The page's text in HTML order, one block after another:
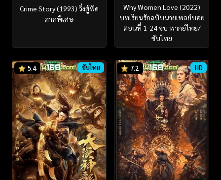
Crime Story (1993) วิ่งสู้ฟัด
ภาคพิเศษ
Why Women Love (2022)
บทเรียนรักฉบับนายเพลย์บอย
ตอนที่ 1-24 จบ พากย์ไทย/
ซับไทย
5.4 ซับไทย 7.2 HD